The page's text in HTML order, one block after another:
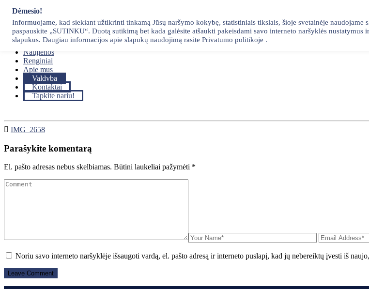
Skip
content
Pradžia
Narystė
Naujienos
Renginiai
Apie mus
Valdyba
Kontaktai
Tapkite nariu!
IMG_2658
Parašykite komentarą
El. pašto adresas nebus skelbiamas. Būtini laukeliai pažymėti *
Noriu savo interneto naršyklėje išsaugoti vardą, el. pašto adresą ir interneto puslapį, kad jų nebereiktų įvesti iš
Dėmesio!
Informuojame, kad siekiant užtikrinti tinkamą Jūsų naršymo kokybę, statistiniais tikslais, šioje svetainėje naudojame
paspauskite „SUTINKU“. Duotą sutikimą bet kada galėsite atšaukti pakeisdami savo interneto naršyklės nustatymus
slapukus. Daugiau informacijos apie slapukų naudojimą rasite Privatumo politikoje .